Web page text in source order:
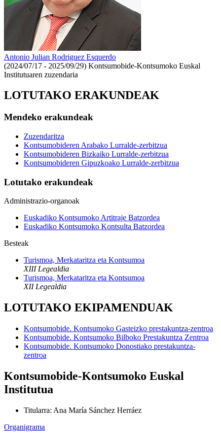
Antonio Julian Rodriguez Esquerdo
(2024/07/17 - 2025/09/29) Kontsumobide-Kontsumoko Euskal
Institutuaren zuzendaria
LOTUTAKO ERAKUNDEAK
Mendeko erakundeak
Zuzendaritza
Kontsumobideren Arabako Lurralde-zerbitzua
Kontsumobideren Bizkaiko Lurralde-zerbitzua
Kontsumobideren Gipuzkoako Lurralde-zerbitzua
Lotutako erakundeak
Administrazio-organoak
Euskadiko Kontsumoko Artitraje Batzordea
Euskadiko Kontsumoko Kontsulta Batzordea
Besteak
Turismoa, Merkataritza eta Kontsumoa
XIII Legealdia
Turismoa, Merkataritza eta Kontsumoa
XII Legealdia
LOTUTAKO EKIPAMENDUAK
Kontsumobide. Kontsumoko Gasteizko prestakuntza-zentroa
Kontsumobide. Kontsumoko Bilboko Prestakuntza Zentroa
Kontsumobide. Kontsumoko Donostiako prestakuntza-
zentroa
Kontsumobide-Kontsumoko Euskal
Institutua
Titularra: Ana María Sánchez Herráez
Organigrama